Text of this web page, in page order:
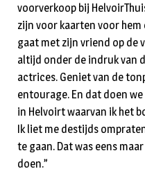
voorverkoop bij
zijn voor kaarten voor
gaat met zijn vriend op de
altijd onder de indruk van
actrices. Geniet van de
entourage. En dat doen
in Helvoirt waarvan ik het
Ik liet me destijds
te gaan. Dat was eens
doen.”